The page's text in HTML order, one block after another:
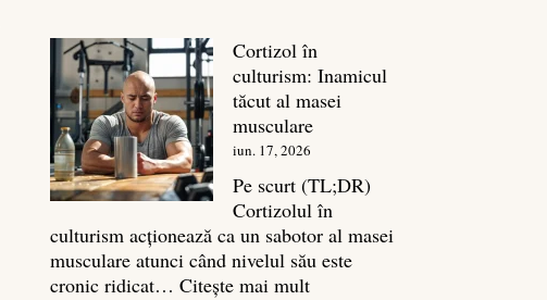
spate:
Top
7
mișcări
pentru
un
spate
masiv
Cortizol în
culturism: Inamicul
tăcut al masei
musculare
iun. 17, 2026
Pe scurt (TL;DR)
Cortizolul în
culturism acționează ca un sabotor al masei
musculare atunci când nivelul său este
cronic ridicat…Citește mai mult: